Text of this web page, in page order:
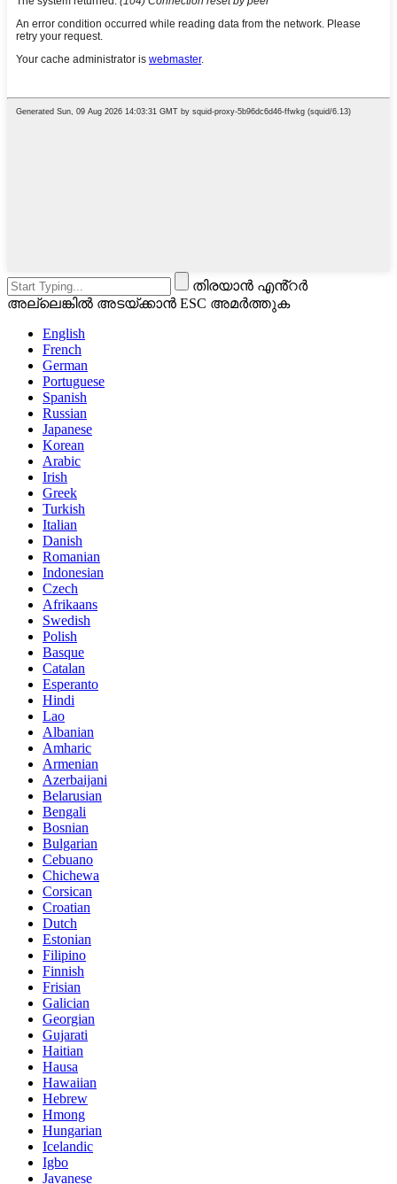
തിരയാൻ എൻ്റർ
അല്ലെങ്കിൽ അടയ്ക്കാൻ ESC അമർത്തുക
English
French
German
Portuguese
Spanish
Russian
Japanese
Korean
Arabic
Irish
Greek
Turkish
Italian
Danish
Romanian
Indonesian
Czech
Afrikaans
Swedish
Polish
Basque
Catalan
Esperanto
Hindi
Lao
Albanian
Amharic
Armenian
Azerbaijani
Belarusian
Bengali
Bosnian
Bulgarian
Cebuano
Chichewa
Corsican
Croatian
Dutch
Estonian
Filipino
Finnish
Frisian
Galician
Georgian
Gujarati
Haitian
Hausa
Hawaiian
Hebrew
Hmong
Hungarian
Icelandic
Igbo
Javanese